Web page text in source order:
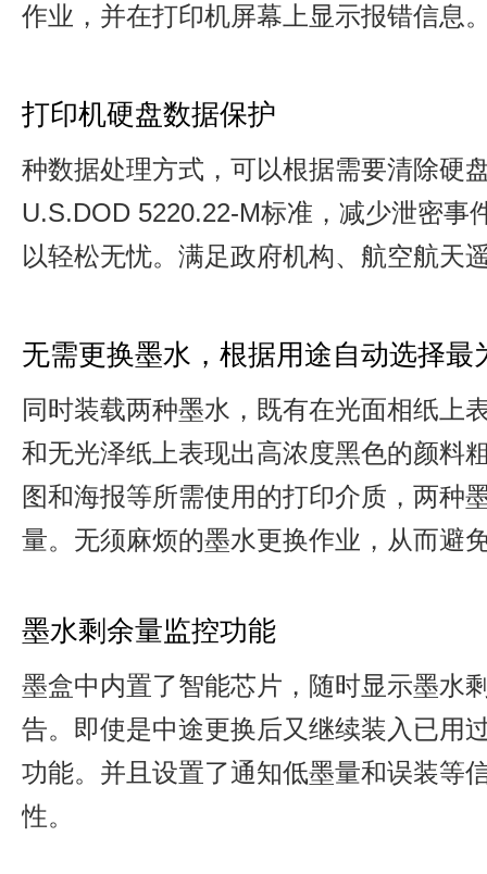
作业，并在打印机屏幕上显示报错信息
打印机硬盘数据保护
种数据处理方式，可以根据需要清除硬
U.S.DOD 5220.22-M标准，减少泄密事
以轻松无忧。满足政府机构、航空航天
无需更换墨水，根据用途自动选择最
同时装载两种墨水，既有在光面相纸上
和无光泽纸上表现出高浓度黑色的颜料
图和海报等所需使用的打印介质，两种
量。无须麻烦的墨水更换作业，从而避
墨水剩余量监控功能
墨盒中内置了智能芯片，随时显示墨水
告。即使是中途更换后又继续装入已用
功能。并且设置了通知低墨量和误装等
性。